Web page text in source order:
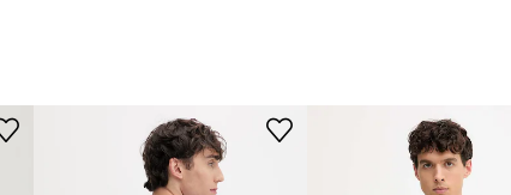
ID Produktu